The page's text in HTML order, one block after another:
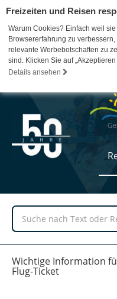
Freizeiten und Reisen
Warum Cookies? Einfach weil
Browsererfahrung zu
relevante Werbebotschaften zu
sind. Klicken Sie auf
Details ansehen
07052 / 17-5110
Wichtige Information
Flug-Ticket